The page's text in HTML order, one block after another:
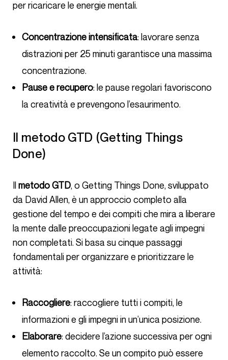
per ricaricare le energie mentali.
Concentrazione intensificata: lavorare senza
distrazioni per 25 minuti garantisce una massima
concentrazione.
Pause e recupero: le pause regolari favoriscono
la creatività e prevengono l’esaurimento.
Il metodo GTD (Getting Things
Done)
Ilmetodo GTD, o Getting Things Done, sviluppato
da David Allen, è un approccio completo alla
gestione del tempo e dei compiti che mira a liberare
la mente dalle preoccupazioni legate agli impegni
non completati. Si basa su cinque passaggi
fondamentali per organizzare e prioritizzare le
attività:
Raccogliere: raccogliere tutti i compiti, le
informazioni e gli impegni in un’unica posizione.
Elaborare: decidere l’azione successiva per ogni
elemento raccolto. Se un compito può essere